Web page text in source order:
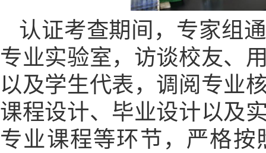
认证考查期间，专家组
专业实验室，访谈校友、
以及学生代表，调阅专业
课程设计、毕业设计以及
专业课程等环节，严格